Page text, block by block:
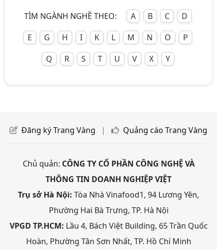
TÌM NGÀNH NGHỀ THEO: A B C
D
E
G H I K L M N O
P
Q
R S T U V X Y
Đăng ký Trang Vàng | Quảng cáo Trang Vàng
Chủ quản: CÔNG TY CỔ PHẦN CÔNG NGHỆ VÀ
THÔNG TIN DOANH NGHIỆP VIỆT
Trụ sở Hà Nội: Tòa Nhà Vinafood1, 94 Lương Yên,
Phường Hai Bà Trưng, TP. Hà Nội
VPGD TP.HCM: Lầu 4, Bách Việt Building, 65 Trần Quốc
Hoàn, Phường Tân Sơn Nhất, TP. Hồ Chí Minh